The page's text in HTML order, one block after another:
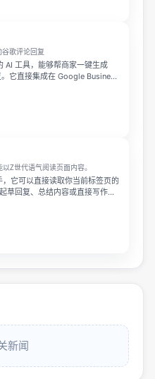
歌评论回复
AI 工具，能够帮商家一键生成
它直接集成在 Google Business
Z世代语气阅读页面内容。
它可以直接读取你当前标签页的
草回复、总结内容或直接写作。
新闻